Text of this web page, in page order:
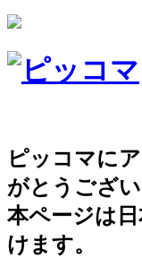
ピッコマに
がとうござい
本ページは
けます。